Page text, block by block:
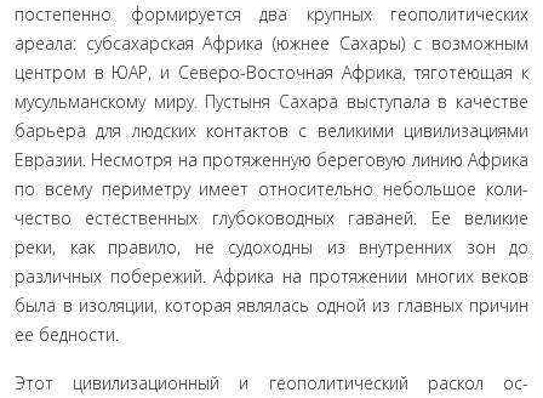
постепенно формируется два крупных геополитических
ареала: субсахарская Аф­рика (южнее Сахары) с возможным
центром в ЮАР, и Се­веро-Восточная Африка, тяготеющая к
мусульманскому миру. Пустыня Сахара выступала в качестве
барьера для людских контактов с великими цивилизациями
Евразии. Несмотря на протяженную береговую линию Африка
по всему периметру имеет относительно небольшое коли­
чество естественных глубоководных гаваней. Ее великие
реки, как правило, не судоходны из внутренних зон до
различных побережий. Африка на протяжении многих веков
была в изоляции, которая являлась одной из глав­ных причин
ее бедности.
Этот цивилизационный и геополитический раскол ос­